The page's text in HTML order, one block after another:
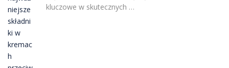
kluczowe w skutecznych …